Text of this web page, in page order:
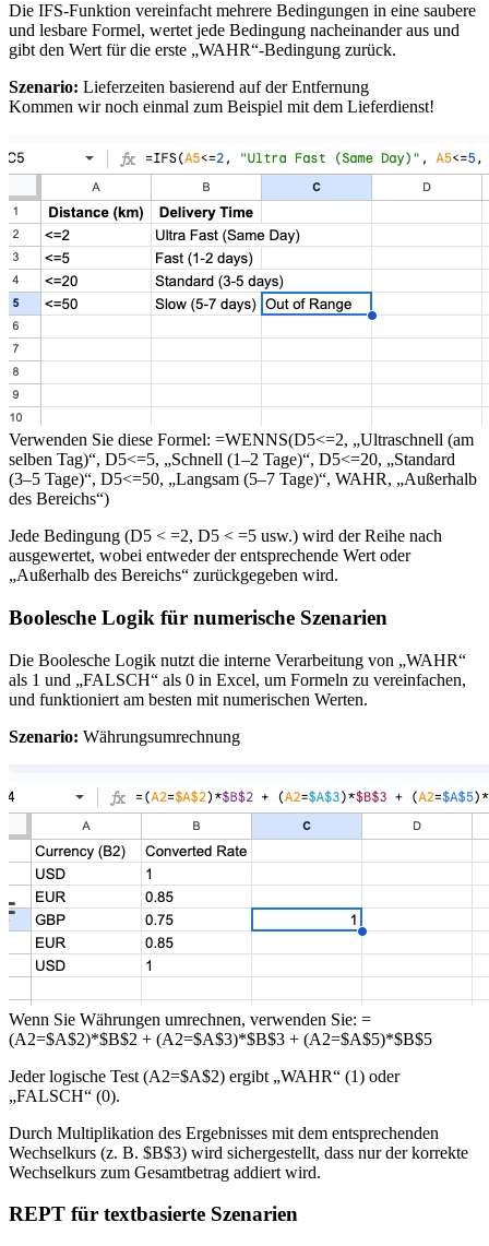
Die IFS-Funktion vereinfacht mehrere Bedingungen in eine saubere
und lesbare Formel, wertet jede Bedingung nacheinander aus und
gibt den Wert für die erste „WAHR“-Bedingung zurück.
Szenario: Lieferzeiten basierend auf der Entfernung
Kommen wir noch einmal zum Beispiel mit dem Lieferdienst!
Verwenden Sie diese Formel: =WENNS(D5<=2, „Ultraschnell (am
selben Tag)“, D5<=5, „Schnell (1–2 Tage)“, D5<=20, „Standard
(3–5 Tage)“, D5<=50, „Langsam (5–7 Tage)“, WAHR, „Außerhalb
des Bereichs“)
Jede Bedingung (D5 < =2, D5 < =5 usw.) wird der Reihe nach
ausgewertet, wobei entweder der entsprechende Wert oder
„Außerhalb des Bereichs“ zurückgegeben wird.
Boolesche Logik für numerische Szenarien
Die Boolesche Logik nutzt die interne Verarbeitung von „WAHR“
als 1 und „FALSCH“ als 0 in Excel, um Formeln zu vereinfachen,
und funktioniert am besten mit numerischen Werten.
Szenario: Währungsumrechnung
Wenn Sie Währungen umrechnen, verwenden Sie: =
(A2=$A$2)*$B$2 + (A2=$A$3)*$B$3 + (A2=$A$5)*$B$5
Jeder logische Test (A2=$A$2) ergibt „WAHR“ (1) oder
„FALSCH“ (0).
Durch Multiplikation des Ergebnisses mit dem entsprechenden
Wechselkurs (z. B. $B$3) wird sichergestellt, dass nur der korrekte
Wechselkurs zum Gesamtbetrag addiert wird.
REPT für textbasierte Szenarien